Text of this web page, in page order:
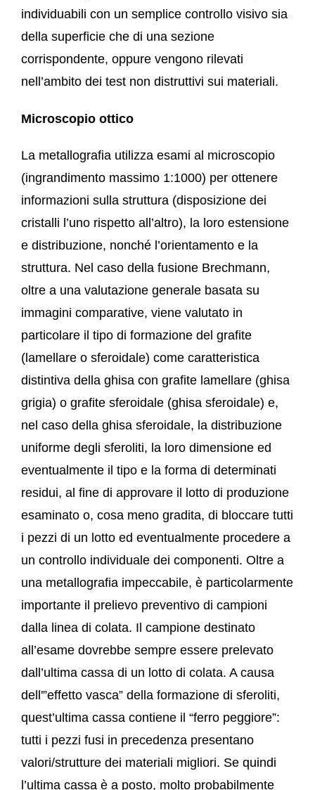
individuabili con un semplice controllo visivo sia
della superficie che di una sezione
corrispondente, oppure vengono rilevati
nell’ambito dei test non distruttivi sui materiali.
Microscopio ottico
La metallografia utilizza esami al microscopio
(ingrandimento massimo 1:1000) per ottenere
informazioni sulla struttura (disposizione dei
cristalli l’uno rispetto all’altro), la loro estensione
e distribuzione, nonché l’orientamento e la
struttura. Nel caso della fusione Brechmann,
oltre a una valutazione generale basata su
immagini comparative, viene valutato in
particolare il tipo di formazione del grafite
(lamellare o sferoidale) come caratteristica
distintiva della ghisa con grafite lamellare (ghisa
grigia) o grafite sferoidale (ghisa sferoidale) e,
nel caso della ghisa sferoidale, la distribuzione
uniforme degli sferoliti, la loro dimensione ed
eventualmente il tipo e la forma di determinati
residui, al fine di approvare il lotto di produzione
esaminato o, cosa meno gradita, di bloccare tutti
i pezzi di un lotto ed eventualmente procedere a
un controllo individuale dei componenti. Oltre a
una metallografia impeccabile, è particolarmente
importante il prelievo preventivo di campioni
dalla linea di colata. Il campione destinato
all’esame dovrebbe sempre essere prelevato
dall’ultima cassa di un lotto di colata. A causa
dell'”effetto vasca” della formazione di sferoliti,
quest’ultima cassa contiene il “ferro peggiore”:
tutti i pezzi fusi in precedenza presentano
valori/strutture dei materiali migliori. Se quindi
l’ultima cassa è a posto, molto probabilmente